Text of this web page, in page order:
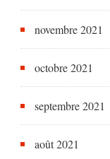
novembre 2021
octobre 2021
septembre 2021
août 2021